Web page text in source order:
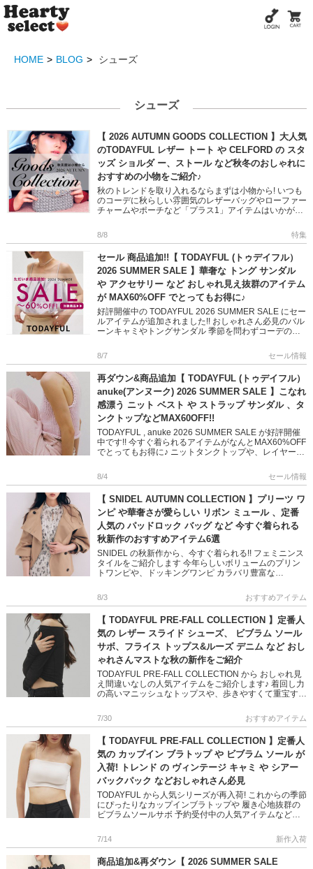
HOME BLOG シューズ
シューズ
【 2026 AUTUMN GOODS COLLECTION 】大人気
のTODAYFUL レザー トート や CELFORD の スタ
ッズ ショルダ ー、ストール など秋冬のおしゃれに
おすすめの小物をご紹介♪
秋のトレンドを取り入れるならまずは小物から! いつも
のコーデに秋らしい雰囲気のレザーバッグやローファー
チャームやポーチなど「プラス1」アイテムはいかがで
い小物をピック […]
8/8 特集
セール 商品追加!!【 TODAYFUL (トゥデイフル）
2026 SUMMER SALE 】華奢な トング サンダル
や アクセサリー など おしゃれ見え抜群のアイテム
が MAX60%OFF でとってもお得に♪
好評開催中の TODAYFUL 2026 SUMMER SALE にセー
ルアイテムが追加されました!! おしゃれさん必見のバル
ーンキャミやトングサンダル 季節を問わずコーデのア
8/7 セール情報
再ダウン&商品追加【 TODAYFUL (トゥデイフル）
anuke(アンヌーク) 2026 SUMMER SALE 】こなれ
感漂う ニット ベスト や ストラップ サンダル 、タ
ンクトップなどMAX60OFF!!
TODAYFUL , anuke 2026 SUMMER SALE が好評開催
中です!! 今すぐ着られるアイテムがなんとMAX60%OFF
でとってもお得に♪ ニットタンクトップや、レイヤード
8/4 セール情報
【 SNIDEL AUTUMN COLLECTION 】プリーツ ワ
ンピ や華奢さが愛らしい リボン ミュール 、定番
人気の パッドロック バッグ など 今すぐ着られる
秋新作のおすすめアイテム6選
SNIDEL の秋新作から、今すぐ着られる!! フェミニンス
タイルをご紹介します 今年らしいボリュームのプリン
トワンピや、ドッキングワンピ カラバリ豊富な
フェミニン […]
8/3 おすすめアイテム
【 TODAYFUL PRE-FALL COLLECTION 】定番人
気の レザー スライド シューズ、 ビブラム ソール
サボ、フライス トップス&ルーズ デニム など おし
ゃれさんマストな秋の新作をご紹介
TODAYFUL PRE-FALL COLLECTION から おしゃれ見
え間違いなしの人気アイテムをご紹介します♪ 着回し力
の高いマニッシュなトップスや、歩きやすくて重宝する
7/30 おすすめアイテム
【 TODAYFUL PRE-FALL COLLECTION 】定番人
気の カップイン ブラトップ や ビブラム ソール が
入荷! トレンド の ヴィンテージ キャミ や シアー
バックパック などおしゃれさん必見
TODAYFUL から人気シリーズが再入荷! これからの季節
にぴったりなカップインブラトップや 履き心地抜群の
ビブラムソールサボ 予約受付中の人気アイテムなどご
かり ぜ […]
7/14 新作入荷
商品追加&再ダウン【 2026 SUMMER SALE